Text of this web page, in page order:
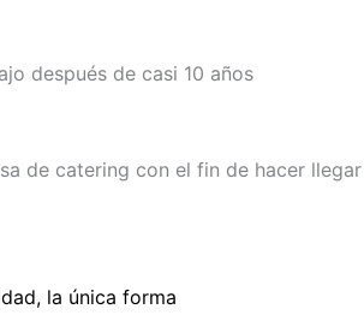
después de casi 10 años
de catering con el fin de hacer llegar
la única forma